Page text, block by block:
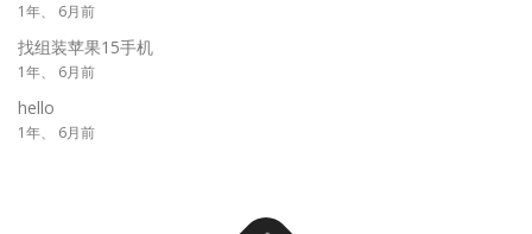
1年、 6月前
找组装苹果15手机
1年、 6月前
hello
1年、 6月前